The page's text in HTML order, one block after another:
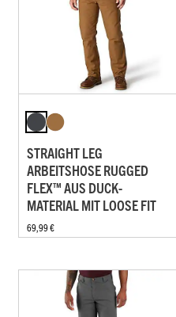
STRAIGHT LEG
ARBEITSHOSE RUGGED
FLEX™ AUS DUCK-
MATERIAL MIT LOOSE FIT
69,99 €